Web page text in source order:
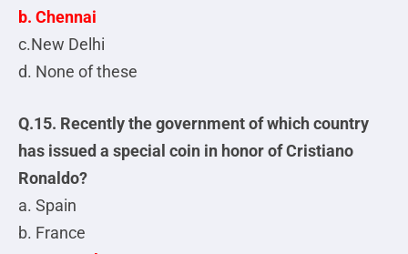
b. Chennai
c.New Delhi
d. None of these
Q.15. Recently the government of which country
has issued a special coin in honor of Cristiano
Ronaldo?
a. Spain
b. France